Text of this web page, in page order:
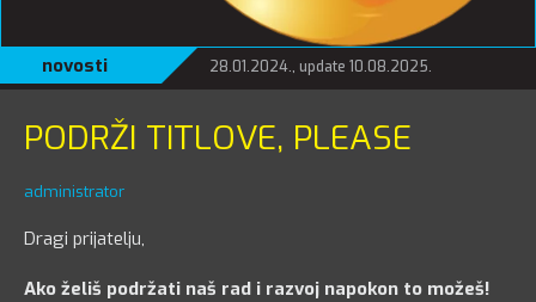
novosti 28.01.2024., update 10.08.2025.
PODRŽI TITLOVE, PLEASE
administrator
Dragi prijatelju,
Ako želiš podržati naš rad i razvoj napokon to možeš!